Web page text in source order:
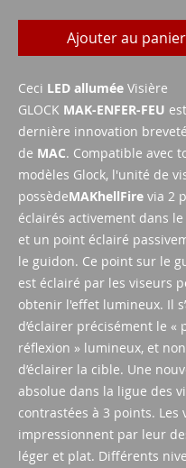
Ajouter au panier
Ceci LED allumée Visière
GLOCK MAK-ENFER-FEU
dernière innovation
de MAC. Compatible avec
modèles Glock, l'unité de
possèdeMAKhellFire via 2
éclairés activement dans
et un point éclairé
le guidon. Ce point sur le
est éclairé par les viseurs
obtenir l'effet lumineux. Il
d’éclairer précisément le «
réflexion » lumineux, et non
d’éclairer la cible. Une
absolue dans la ligue des
contrastées à 3 points. Les
impressionnent par leur
léger et plat. Différents